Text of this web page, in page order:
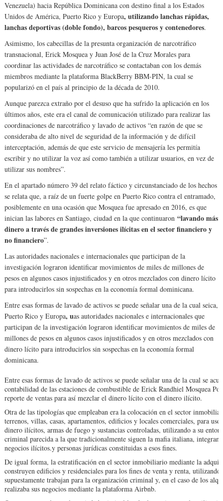
Venezuela) hacia República Dominicana con destino final a los Estados
Unidos de América, Puerto Rico y Europa, utilizando lanchas rápidas,
lanchas deportivas (doble fondo), barcos pesqueros y contenedores.
Asimismo, los cabecillas de la presunta organización de narcotráfico
transnacional, Erick Mosquea y Juan José de la Cruz Morales para
coordinar las actividades de narcotráfico se contactaban con los demás
miembros mediante la plataforma BlackBerry BBM-PIN, la cual se
popularizó en el país al principio de la década de 2010.
Aunque parezca extraño por el desuso que ha sufrido la aplicación en los
últimos años, este era el canal de comunicación utilizado para realizar las
coordinaciones de narcotráfico y lavado de activos “en razón de que se
consideraba de alto nivel de seguridad de la información y de difícil
interceptación, además de que este servicio de mensajería les permitía
escribir y no utilizar la voz así como también a utilizar usuarios, en vez de
utilizar sus nombres”.
En el apartado número 39 del relato fáctico y circunstanciado de los hechos
se relata que, a raíz de un fuerte golpe en Puerto Rico contra el entramado,
posiblemente en una ocasión que Mosquea fue apresado en 2016, es que
inician las labores en Santiago, ciudad en la que continuaron“lavando más
dinero a través de grandes inversiones ilícitas en el sector financiero y
no financiero”.
Las autoridades nacionales e internacionales que participan de la
investigación lograron identificar movimientos de miles de millones de
pesos en algunos casos injustificados y en otros mezclados con dinero lícito
para introducirlos sin sospechas en la economía formal dominicana.
Entre esas formas de lavado de activos se puede señalar una de la cual seica,
Puerto Rico y Europa, uas autoridades nacionales e internacionales que
participan de la investigación lograron identificar movimientos de miles de
millones de pesos en algunos casos injustificados y en otros mezclados con
dinero lícito para introducirlos sin sospechas en la economía formal
dominicana.
Entre esas formas de lavado de activos se puede señalar una de la cual se
contabilidad de las estaciones de combustible de Erick Randhiel Mosquea
reporte de ventas para así mezclar el dinero lícito con el dinero ilícito.
Otra de las tipologías que empleaban era la colocación en el sector
terrenos, villas, casas, apartamentos, edificios y locales comerciales, para
dinero ilícitos, armas de fuego y sustancias controladas, utilizando a su
criminal parecida a la que tradicionalmente siguen la mafia italiana,
negocios ilícitos.y personas jurídicas constituidas a esos fines.
De igual forma, la estratificación en el sector inmobiliario mediante la
construyen edificios y residenciales para los fines de venta y renta, utilizando
supuestamente trabajan para la organización criminal y, en el caso de los
realizaba sus negocios mediante la plataforma Airbnb.